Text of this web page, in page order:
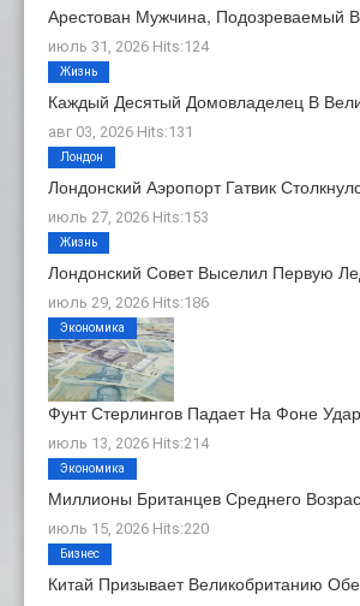
Арестован Мужчина, Подозреваемый
июль 31, 2026 Hits:124
Каждый Десятый Домовладелец В
авг 03, 2026 Hits:131
Жизнь
Лондонский Аэропорт Гатвик
июль 27, 2026 Hits:153
Лондон
Лондонский Совет Выселил Первую
июль 29, 2026 Hits:186
Жизнь
Фунт Стерлингов Падает На Фоне
июль 13, 2026 Hits:214
Экономика
Миллионы Британцев Среднего
июль 15, 2026 Hits:220
Экономика
Китай Призывает Великобританию
Бизнес